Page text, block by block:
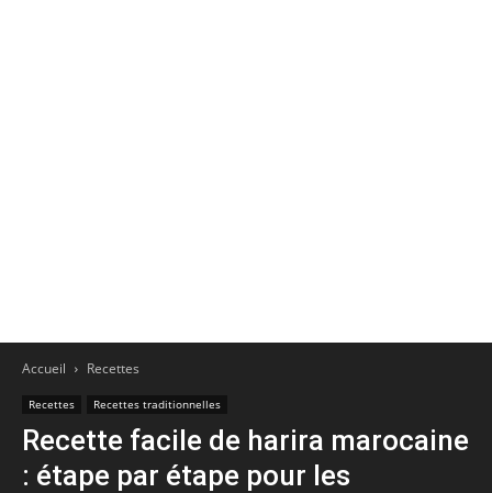
Accueil Recettes
Recettes Recettes traditionnelles
Recette facile de harira marocaine
: étape par étape pour les